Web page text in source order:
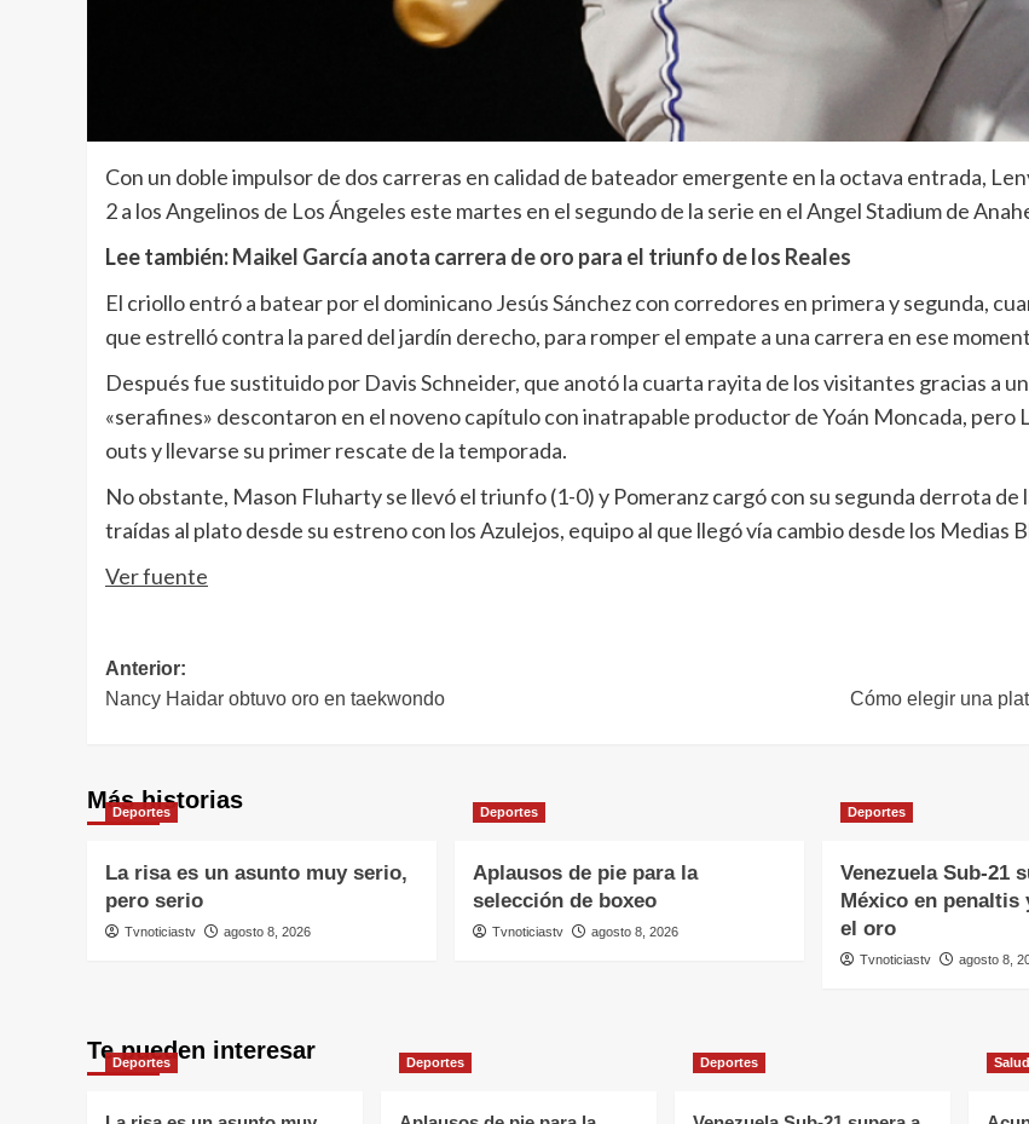
Con un doble impulsor de dos carreras en calidad de bateador emergente en la octava entrada,
2 a los Angelinos de Los Ángeles este martes en el segundo de la serie en el Angel Stadium de
Lee también:Maikel García anota carrera de oro para el triunfo de los Reales
El criollo entró a batear por el dominicano Jesús Sánchez con corredores en primera y segunda,
que estrelló contra la pared del jardín derecho, para romper el empate a una carrera en ese
Después fue sustituido por Davis Schneider, que anotó la cuarta rayita de los visitantes gracias a
«serafines» descontaron en el noveno capítulo con inatrapable productor de Yoán Moncada, pero
outs y llevarse su primer rescate de la temporada.
No obstante, Mason Fluharty se llevó el triunfo (1-0) y Pomeranz cargó con su segunda derrota
traídas al plato desde su estreno con los Azulejos, equipo al que llegó vía cambio desde los Medias
Ver fuente
Navegación
de
Anterior:
Nancy Haidar obtuvo oro en taekwondo
Cómo elegir una
Más historias
Deportes
La risa es un asunto muy serio,
pero serio
Tvnoticiastv agosto 8, 2026
Deportes
Aplausos de pie para la
selección de boxeo
Tvnoticiastv agosto 8, 2026
Deportes
Venezuela Sub-21
México en penaltis
el oro
Tvnoticiastv agosto 8,
Te pueden interesar
Deportes Deportes Deportes